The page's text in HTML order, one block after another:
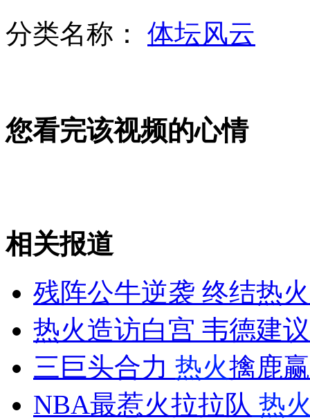
巴基斯坦：白沙瓦爆炸造成12死30余伤
女孩北京地铁殴打老人 痛下狠手拳打脚踢
无痛分娩是否安全 医生回应
分类名称： 体坛风云
您看完该视频的心情
相关报道
残阵公牛逆袭 终结热
热火造访白宫 韦德建
三巨头合力 热火擒鹿
NBA最惹火拉拉队 热